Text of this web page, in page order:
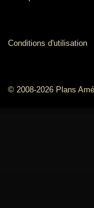
Conditions d'utilisation
© 2008-2026 Plans